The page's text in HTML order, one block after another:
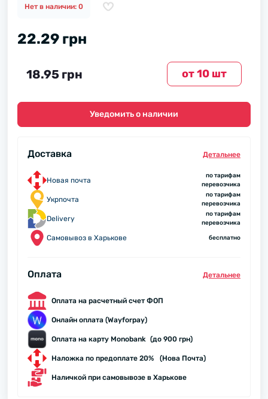
Нет в наличии: 0
22.29 грн
от 10 шт
18.95 грн
Уведомить о наличии
Доставка Детальнее
Новая почта
по тарифам
перевозчика
Укрпочта
по тарифам
перевозчика
Delivery
по тарифам
перевозчика
Самовывоз в Харькове бесплатно
Оплата Детальнее
Оплата на расчетный счет ФОП
Онлайн оплата (Wayforpay)
Оплата на карту Monobank (до 900 грн)
Наложка по предоплате 20% (Нова Почта)
Наличкой при самовывозе в Харькове